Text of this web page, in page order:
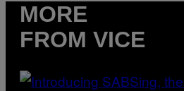
MORE
FROM VICE